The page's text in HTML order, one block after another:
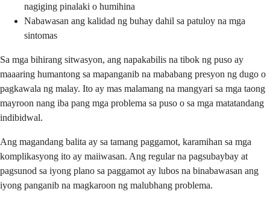
nagiging pinalaki o humihina
Nabawasan ang kalidad ng buhay dahil sa patuloy na mga
sintomas
Sa mga bihirang sitwasyon, ang napakabilis na tibok ng puso ay
maaaring humantong sa mapanganib na mababang presyon ng dugo o
pagkawala ng malay. Ito ay mas malamang na mangyari sa mga taong
mayroon nang iba pang mga problema sa puso o sa mga matatandang
indibidwal.
Ang magandang balita ay sa tamang paggamot, karamihan sa mga
komplikasyong ito ay maiiwasan. Ang regular na pagsubaybay at
pagsunod sa iyong plano sa paggamot ay lubos na binabawasan ang
iyong panganib na magkaroon ng malubhang problema.